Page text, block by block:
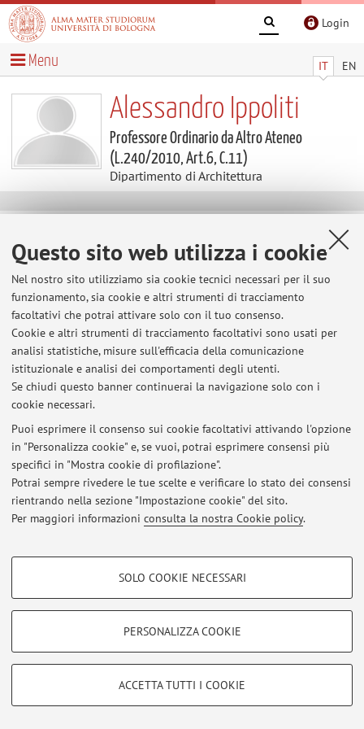
Questo sito web utilizza i cookie
Nel nostro sito utilizziamo sia cookie tecnici necessari per il suo
funzionamento, sia cookie e altri strumenti di tracciamento
facoltativi che potrai attivare solo con il tuo consenso.
Cookie e altri strumenti di tracciamento facoltativi sono usati per
analisi statistiche, misure sull'efficacia della comunicazione
istituzionale e analisi dei comportamenti degli utenti.
Se chiudi questo banner continuerai la navigazione solo con i
cookie necessari.
Puoi esprimere il consenso sui cookie facoltativi attivando l'opzione
in "Personalizza cookie" e, se vuoi, potrai esprimere consensi più
specifici in "Mostra cookie di profilazione".
Potrai sempre rivedere le tue scelte e verificare lo stato dei consensi
rientrando nella sezione "Impostazione cookie" del sito.
Per maggiori informazioni consulta la nostra Cookie policy.
COOKIE DI PROFILAZIONE - FACOLTATIVI
COOKIE TECNICI - NECESSARI
Si tratta di cookie tecnici utilizzati, a titolo esemplificativo, per il corretto
SOLO COOKIE NECESSARI
PERSONALIZZA COOKIE
ACCETTA TUTTI I COOKIE
Login
IT EN
Menu
Alessandro Ippoliti
Professore Ordinario da Altro Ateneo
(L.240/2010, Art.6, C.11)
Dipartimento di Architettura
Al momento non sono presenti avvisi.
Area riservata
Accedi tramiteloginper gestire tutti i contenuti del sito.
© 2026 - ALMA MATER STUDIORUM - Università di Bologna - Via
Zamboni, 33 - 40126 Bologna - Partita IVA: 01131710376
Privacy|Note legali |Impostazioni Cookie